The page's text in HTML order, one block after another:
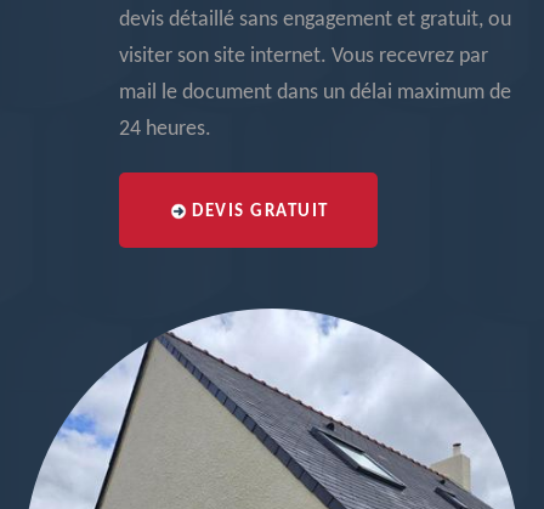
devis détaillé sans engagement et gratuit, ou
visiter son site internet. Vous recevrez par
mail le document dans un délai maximum de
24 heures.
DEVIS GRATUIT